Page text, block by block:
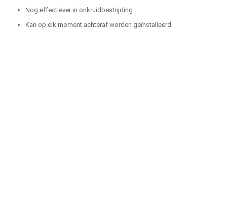
Nog effectiever in onkruidbestrijding
Kan op elk moment achteraf worden geïnstalleerd